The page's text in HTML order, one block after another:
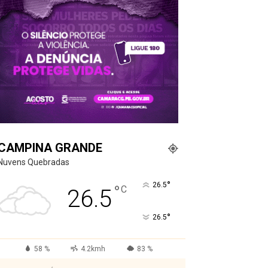
GRANDE
Quebradas
26.5°C 26.5°
26.5°
58 % 4.2kmh 83 %